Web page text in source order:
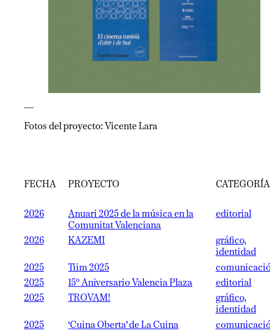
FECHA PROYECTO CATEGORÍA
2026
Anuari 2025 de la música en la
Comunitat Valenciana
editorial
2026 KAZEMI
gráfico,
identidad
2025
Tiim 2025
2025
15º Aniversario Valencia Plaza
editorial
2025
TROVAM!
gráfico,
identidad
2025
‘Cuina Oberta’ de La Cuina
—
Fotos del proyecto: Vicente Lara